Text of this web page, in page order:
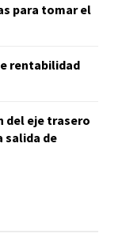
para tomar el
rentabilidad
del eje trasero
salida de